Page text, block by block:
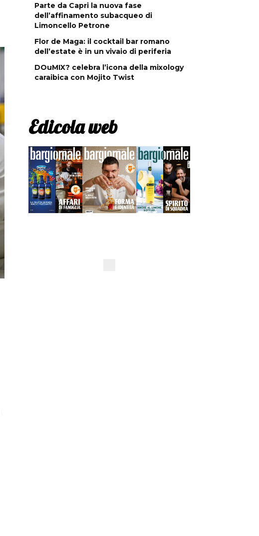
Parte da Capri la nuova fase
dell’affinamento subacqueo di
Limoncello Petrone
Flor de Maga: il cocktail bar romano
dell’estate è in un vivaio di periferia
DOuMIX? celebra l’icona della mixology
caraibica con Mojito Twist
Edicola web